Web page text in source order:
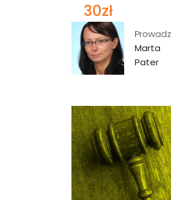
30zł
Marta
Pater